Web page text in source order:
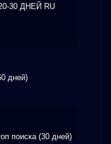
30 ДНЕЙ RU
дней)
поиска (30 дней)